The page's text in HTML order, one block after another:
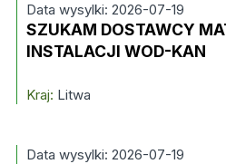
Data wysylki: 2026-07-19
SZUKAM DOSTAWCY
INSTALACJI WOD-KAN
Kraj: Litwa
Data wysylki: 2026-07-19